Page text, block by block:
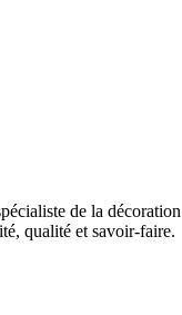
de la
qualité et savoir-faire.